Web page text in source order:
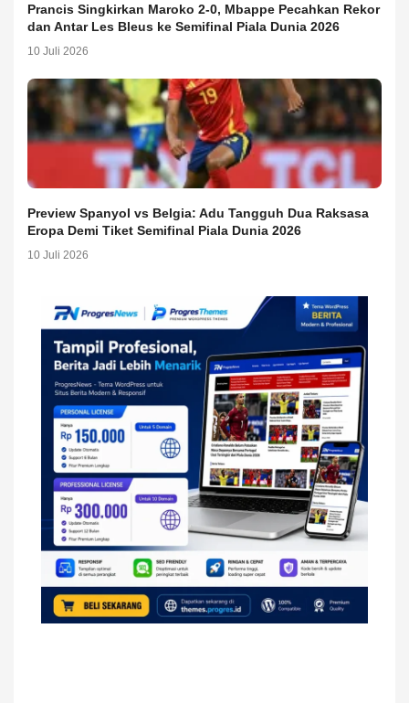
Prancis Singkirkan Maroko 2-0, Mbappe Pecahkan Rekor
dan Antar Les Bleus ke Semifinal Piala Dunia 2026
10 Juli 2026
Preview Spanyol vs Belgia: Adu Tangguh Dua Raksasa
Eropa Demi Tiket Semifinal Piala Dunia 2026
10 Juli 2026